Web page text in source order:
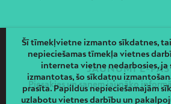
JAUNUMI E-
Piesakies un saņem jaunāko
Šī tīmekļvietne izmanto sīkdatnes,
nepieciešamas tīmekļa vietnes
interneta vietne nedarbosies, ja
izmantotas, šo sīkdatņu
prasīta. Papildus nepieciešamajām
uzlabotu vietnes darbību un